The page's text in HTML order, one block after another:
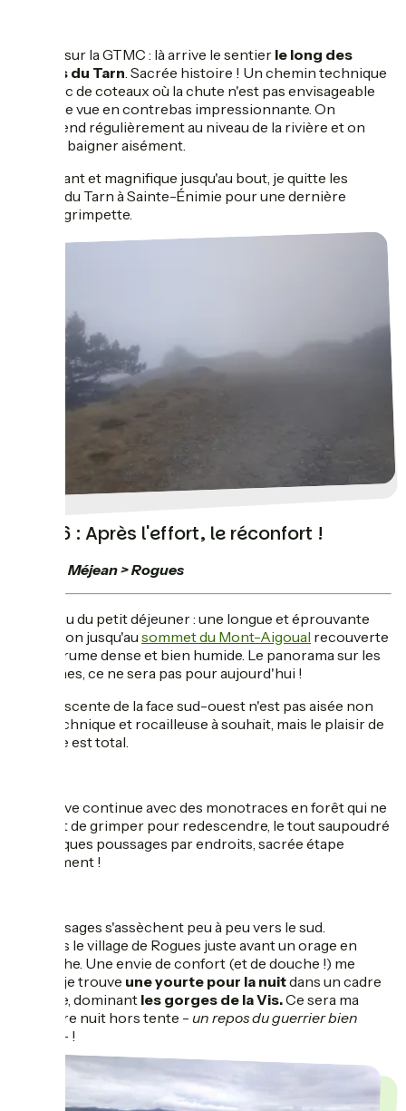
Retour sur la GTMC : là arrive le sentier le long des
gorges du Tarn. Sacrée histoire ! Un chemin technique
et à flanc de coteaux où la chute n'est pas envisageable
avec une vue en contrebas impressionnante. On
redescend régulièrement au niveau de la rivière et on
peut s'y baigner aisément.
Éprouvant et magnifique jusqu'au bout, je quitte les
gorges du Tarn à Sainte-Énimie pour une dernière
grosse grimpette.
Jour 6 : Après l'effort, le réconfort !
Causse Méjean > Rogues
Au menu du petit déjeuner : une longue et éprouvante
ascension jusqu'au sommet du Mont-Aigoual recouverte
d'une brume dense et bien humide. Le panorama sur les
Cévennes, ce ne sera pas pour aujourd'hui !
La redescente de la face sud-ouest n'est pas aisée non
plus, technique et rocailleuse à souhait, mais le plaisir de
pilotage est total.
L'épreuve continue avec des monotraces en forêt qui ne
cessent de grimper pour redescendre, le tout saupoudré
de quelques poussages par endroits, sacrée étape
décidément !
Les paysages s'assèchent peu à peu vers le sud.
J'atteins le village de Rogues juste avant un orage en
approche. Une envie de confort (et de douche !) me
prend : je trouve une yourte pour la nuitdans un cadre
idyllique, dominant les gorges de la Vis.Ce sera ma
première nuit hors tente - un repos du guerrier bien
- !